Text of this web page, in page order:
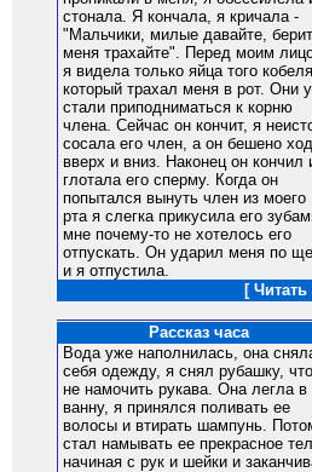
стонала. Я кончала, я кричала -
"Мальчики, милые давайте,
меня трахайте". Перед моим
я видела только яйца того кобеля
который трахал меня в рот. Они
стали приподниматься к корню
члена. Сейчас он кончит, я
сосала его член, а он бешено
вверх и вниз. Наконец он кончил
глотала его сперму. Когда он
попытался вынуть член из моего
рта я слегка прикусила его
мне почему-то не хотелось его
отпускать. Он ударил меня по
и я отпустила.
[ Читать
Рассказ часа
Вода уже наполнилась, она
себя одежду, я снял рубашку,
не намочить рукава. Она легла в
ванну, я принялся поливать ее
волосы и втирать шампунь.
стал намывать ее прекрасное
начиная с рук и шейки и